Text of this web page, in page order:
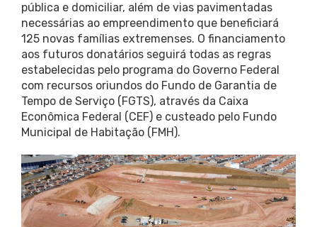
pública e domiciliar, além de vias pavimentadas
necessárias ao empreendimento que beneficiará
125 novas famílias extremenses. O financiamento
aos futuros donatários seguirá todas as regras
estabelecidas pelo programa do Governo Federal
com recursos oriundos do Fundo de Garantia de
Tempo de Serviço (FGTS), através da Caixa
Econômica Federal (CEF) e custeado pelo Fundo
Municipal de Habitação (FMH).